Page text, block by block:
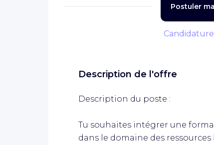
Postuler
Description de l'offre
Description du poste :
Tu souhaites intégrer une
dans le domaine des